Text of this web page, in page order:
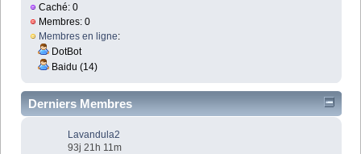
Caché: 0
Membres: 0
Membres en ligne:
DotBot
Baidu (14)
Derniers Membres
Lavandula2
93j 21h 11m